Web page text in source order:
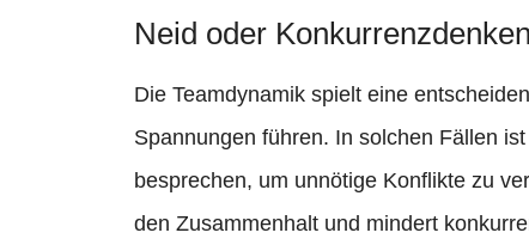
Neid oder
Die Teamdynamik spielt eine
Spannungen führen. In solchen Fällen
besprechen, um unnötige Konflikte zu
den Zusammenhalt und mindert